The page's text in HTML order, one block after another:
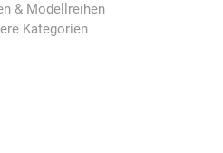
& Modellreihen
Kategorien